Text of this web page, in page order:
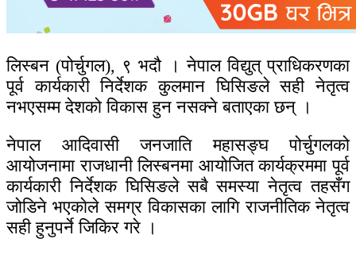
लिस्बन (पोर्चुगल), ९ भदौ । नेपाल विद्युत् प्राधिकरणका
पूर्व कार्यकारी निर्देशक कुलमान घिसिङले सही नेतृत्व
नभएसम्म देशको विकास हुन नसक्ने बताएका छन् ।
नेपाल आदिवासी जनजाति महासङ्घ पोर्चुगलको
आयोजनामा राजधानी लिस्बनमा आयोजित कार्यक्रममा पूर्व
कार्यकारी निर्देशक घिसिङले सबै समस्या नेतृत्व तहसँग
जोडिने भएकाेले समग्र विकासका लागि राजनीतिक नेतृत्व
सही हुनुपर्ने जिकिर गरे ।